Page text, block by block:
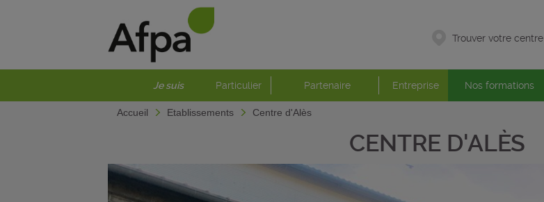
Trouver votre centre
Je suis Particulier Partenaire Entreprise Nos formations
Accueil Etablissements Centre d'Alès
CENTRE D'ALÈS